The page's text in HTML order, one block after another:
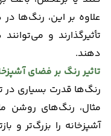
علاوه بر این، رنگ‌ها
تأثیرگذارند و
دهند.
تاثیر رنگ بر فضای
رنگ‌ها قدرت بسیاری در
مثال، رنگ‌های روشن
آشپزخانه را بزرگ‌تر و